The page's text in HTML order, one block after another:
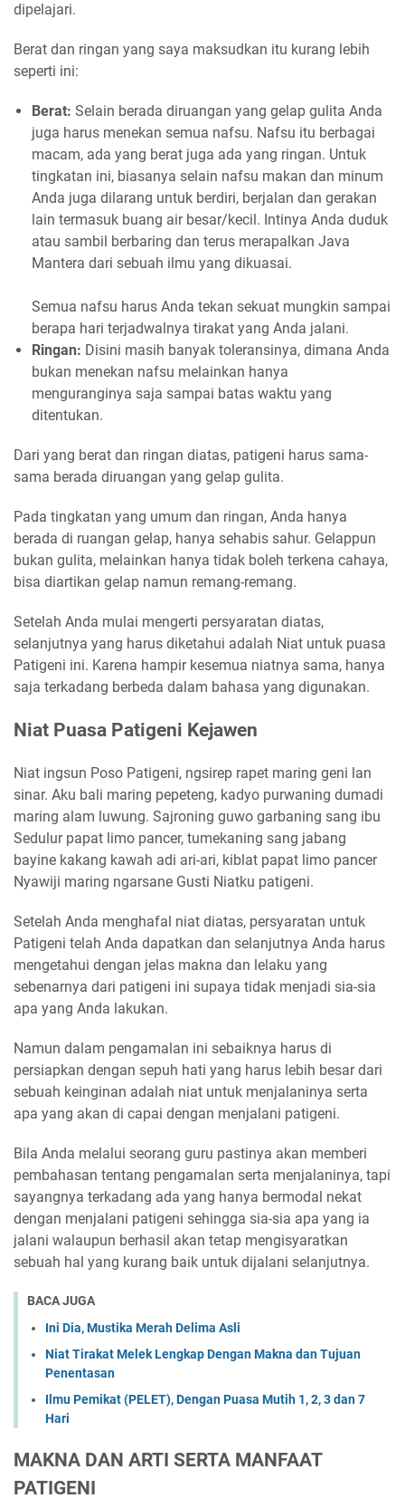
dipelajari.
Berat dan ringan yang saya maksudkan itu kurang lebih
seperti ini:
Berat: Selain berada diruangan yang gelap gulita Anda
juga harus menekan semua nafsu. Nafsu itu berbagai
macam, ada yang berat juga ada yang ringan. Untuk
tingkatan ini, biasanya selain nafsu makan dan minum
Anda juga dilarang untuk berdiri, berjalan dan gerakan
lain termasuk buang air besar/kecil. Intinya Anda duduk
atau sambil berbaring dan terus merapalkan Java
Mantera dari sebuah ilmu yang dikuasai.
Semua nafsu harus Anda tekan sekuat mungkin sampai
berapa hari terjadwalnya tirakat yang Anda jalani.
Ringan: Disini masih banyak toleransinya, dimana Anda
bukan menekan nafsu melainkan hanya
menguranginya saja sampai batas waktu yang
ditentukan.
Dari yang berat dan ringan diatas, patigeni harus sama-
sama berada diruangan yang gelap gulita.
Pada tingkatan yang umum dan ringan, Anda hanya
berada di ruangan gelap, hanya sehabis sahur. Gelappun
bukan gulita, melainkan hanya tidak boleh terkena cahaya,
bisa diartikan gelap namun remang-remang.
Setelah Anda mulai mengerti persyaratan diatas,
selanjutnya yang harus diketahui adalah Niat untuk puasa
Patigeni ini. Karena hampir kesemua niatnya sama, hanya
saja terkadang berbeda dalam bahasa yang digunakan.
Niat Puasa Patigeni Kejawen
Niat ingsun Poso Patigeni, ngsirep rapet maring geni lan
sinar. Aku bali maring pepeteng, kadyo purwaning dumadi
maring alam luwung. Sajroning guwo garbaning sang ibu
Sedulur papat limo pancer, tumekaning sang jabang
bayine kakang kawah adi ari-ari, kiblat papat limo pancer
Nyawiji maring ngarsane Gusti Niatku patigeni.
Setelah Anda menghafal niat diatas, persyaratan untuk
Patigeni telah Anda dapatkan dan selanjutnya Anda harus
mengetahui dengan jelas makna dan lelaku yang
sebenarnya dari patigeni ini supaya tidak menjadi sia-sia
apa yang Anda lakukan.
Namun dalam pengamalan ini sebaiknya harus di
persiapkan dengan sepuh hati yang harus lebih besar dari
sebuah keinginan adalah niat untuk menjalaninya serta
apa yang akan di capai dengan menjalani patigeni.
Bila Anda melalui seorang guru pastinya akan memberi
pembahasan tentang pengamalan serta menjalaninya, tapi
sayangnya terkadang ada yang hanya bermodal nekat
dengan menjalani patigeni sehingga sia-sia apa yang ia
jalani walaupun berhasil akan tetap mengisyaratkan
sebuah hal yang kurang baik untuk dijalani selanjutnya.
BACA JUGA
Ini Dia, Mustika Merah Delima Asli
Niat Tirakat Melek Lengkap Dengan Makna dan Tujuan
Penentasan
Ilmu Pemikat (PELET), Dengan Puasa Mutih 1, 2, 3 dan 7
Hari
MAKNA DAN ARTI SERTA MANFAAT
PATIGENI